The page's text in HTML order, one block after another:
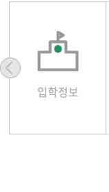
입학정보